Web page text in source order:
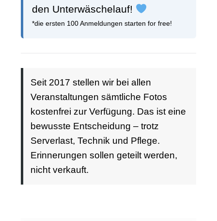
den Unterwäschelauf!
*die ersten 100 Anmeldungen starten for free!
Seit 2017 stellen wir bei allen
Veranstaltungen sämtliche Fotos
kostenfrei zur Verfügung. Das ist eine
bewusste Entscheidung – trotz
Serverlast, Technik und Pflege.
Erinnerungen sollen geteilt werden,
nicht verkauft.